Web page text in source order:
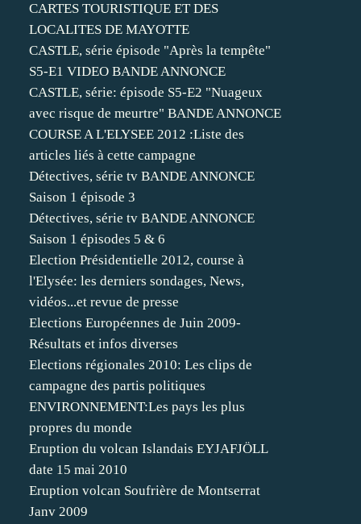
CARTES TOURISTIQUE ET DES
LOCALITES DE MAYOTTE
CASTLE, série épisode "Après la tempête"
S5-E1 VIDEO BANDE ANNONCE
CASTLE, série: épisode S5-E2 "Nuageux
avec risque de meurtre" BANDE ANNONCE
COURSE A L'ELYSEE 2012 :Liste des
articles liés à cette campagne
Détectives, série tv BANDE ANNONCE
Saison 1 épisode 3
Détectives, série tv BANDE ANNONCE
Saison 1 épisodes 5 & 6
Election Présidentielle 2012, course à
l'Elysée: les derniers sondages, News,
vidéos...et revue de presse
Elections Européennes de Juin 2009-
Résultats et infos diverses
Elections régionales 2010: Les clips de
campagne des partis politiques
ENVIRONNEMENT:Les pays les plus
propres du monde
Eruption du volcan Islandais EYJAFJÖLL
date 15 mai 2010
Eruption volcan Soufrière de Montserrat
Janv 2009